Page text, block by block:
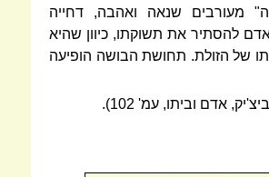
מעורבים שנאה ואהבה, דחייה
להסתיר את תשוקתו, כיוון שהיא
של הזולת. תחושת הבושה הופיעה
אדם וביתו, עמ' 102).